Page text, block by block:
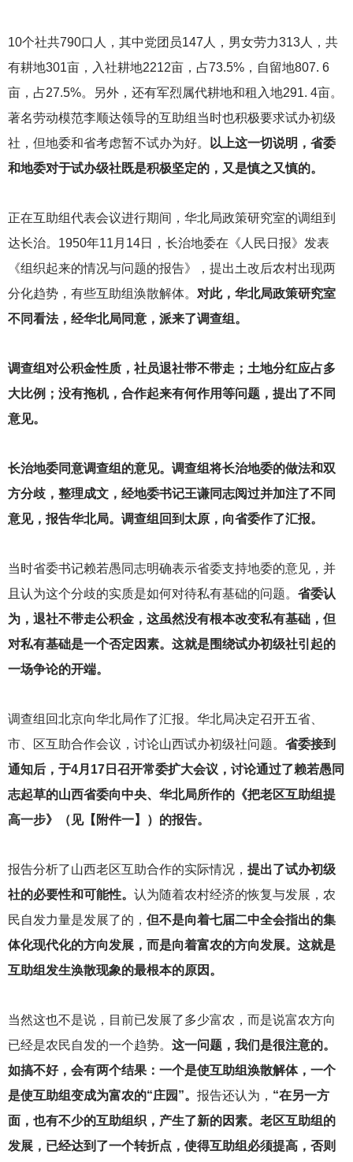
10个社共790口人，其中党团员147人，男女劳力313人，共
有耕地301亩，入社耕地2212亩，占73.5%，自留地807. 6
亩，占27.5%。另外，还有军烈属代耕地和租入地291. 4亩。
著名劳动模范李顺达领导的互助组当时也积极要求试办初级
社，但地委和省考虑暂不试办为好。
以上这一切说明，省委
和地委对于试办级社既是积极坚定的，又是慎之又慎的。
正在互助组代表会议进行期间，华北局政策研究室的调组到
达长治。1950年11月14日，长治地委在《人民日报》发表
《组织起来的情况与问题的报告》，提出土改后农村出现两
分化趋势，有些互助组涣散解体。 对此，华北局政策研究室
不同看法，经华北局同意，派来了调查组。
调查组对公积金性质，社员退社带不带走；土地分红应占多
大比例；没有拖机，合作起来有何作用等问题，提出了不同
意见。
长治地委同意调查组的意见。调查组将长治地委的做法和双
方分歧，整理成文，经地委书记王谦同志阅过并加注了不同
意见，报告华北局。调查组回到太原，向省委作了汇报。
当时省委书记赖若愚同志明确表示省委支持地委的意见，并
且认为这个分歧的实质是如何对待私有基础的问题。 省委认
为，退社不带走公积金，这虽然没有根本改变私有基础，但
对私有基础是一个否定因素。这就是围绕试办初级社引起的
一场争论的开端。
调查组回北京向华北局作了汇报。华北局决定召开五省、
市、区互助合作会议，讨论山西试办初级社问题。 省委接到
通知后，于4月17日召开常委扩大会议，讨论通过了赖若愚同
志起草的山西省委向中央、华北局所作的《把老区互助组提
高一步》（见【附件一】）的报告。
报告分析了山西老区互助合作的实际情况， 提出了试办初级
社的必要性和可能性。 认为随着农村经济的恢复与发展，农
民自发力量是发展了的， 但不是向着七届二中全会指出的集
体化现代化的方向发展，而是向着富农的方向发展。这就是
互助组发生涣散现象的最根本的原因。
当然这也不是说，目前已发展了多少富农，而是说富农方向
已经是农民自发的一个趋势。 这一问题，我们是很注意的。
如搞不好，会有两个结果：一个是使互助组涣散解体，一个
是使互助组变成为富农的“庄园”。 报告还认为， “在另一方
面，也有不少的互助组织，产生了新的因素。老区互助组的
发展，已经达到了一个转折点，使得互助组必须提高，否则